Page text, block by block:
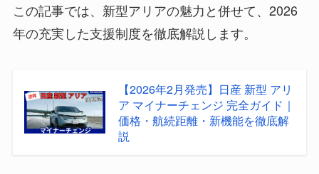
この記事では、新型アリアの魅力と併せて、2026
年の充実した支援制度を徹底解説します。
【2026年2月発売】日産 新型 アリ
ア マイナーチェンジ 完全ガイド｜
価格・航続距離・新機能を徹底解
説